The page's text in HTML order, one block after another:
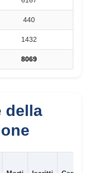
440
1432
8069
della